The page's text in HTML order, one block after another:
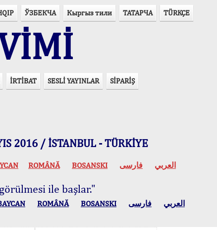
ЎЗБЕКЧА Кыргыз тили ТАТАРЧА TÜRKÇE
İRTİBAT SESLİ YAYINLAR SİPARİŞ
2016 / İSTANBUL - TÜRKİYE
ROMÂNĂ BOSANSKI العربي فارسی
ile başlar."
ROMÂNĂ BOSANSKI العربي فارسی